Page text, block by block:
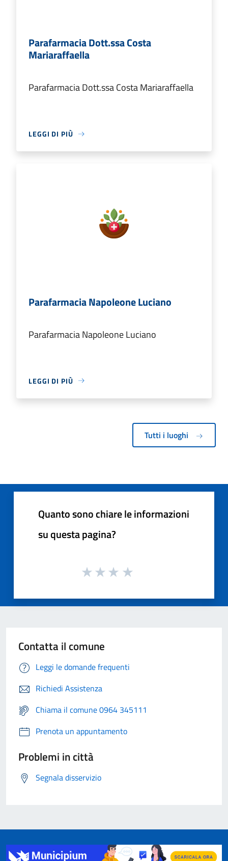
Parafarmacia Dott.ssa Costa
Mariaraffaella
Parafarmacia Dott.ssa Costa Mariaraffaella
LEGGI DI PIÙ
Parafarmacia Napoleone Luciano
Parafarmacia Napoleone Luciano
LEGGI DI PIÙ
Tutti i luoghi
Quanto sono chiare le informazioni
su questa pagina?
Contatta il comune
Leggi le domande frequenti
Richiedi Assistenza
Chiama il comune 0964 345111
Prenota un appuntamento
Problemi in città
Segnala disservizio